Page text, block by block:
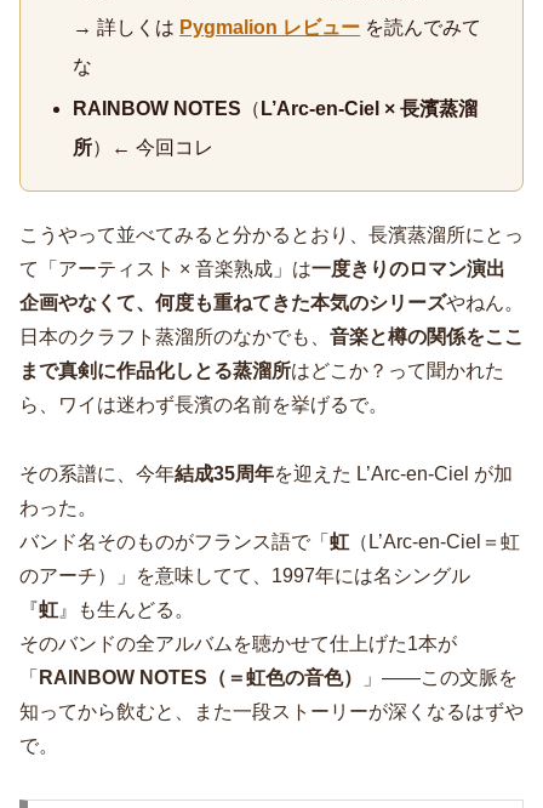
→ 詳しくは Pygmalion レビュー を読んでみて
な
RAINBOW NOTES （ L’Arc-en-Ciel × 長濱蒸溜
所）← 今回コレ
こうやって並べてみると分かるとおり、長濱蒸溜所にとっ
て「アーティスト × 音楽熟成」は一度きりのロマン演出
企画やなくて、何度も重ねてきた本気のシリーズやねん。
日本のクラフト蒸溜所のなかでも、 音楽と樽の関係をここ
まで真剣に作品化しとる蒸溜所はどこか？って聞かれた
ら、ワイは迷わず長濱の名前を挙げるで。
その系譜に、今年結成35周年を迎えた L’Arc-en-Ciel が加
わった。
バンド名そのものがフランス語で「 虹 （L’Arc-en-Ciel＝虹
のアーチ）」を意味してて、1997年には名シングル
『虹 』も生んどる。
そのバンドの全アルバムを聴かせて仕上げた1本が
「 RAINBOW NOTES（＝虹色の音色）
」――この文脈を
知ってから飲むと、また一段ストーリーが深くなるはずや
で。